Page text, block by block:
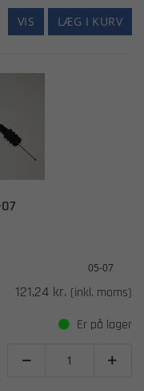
LÆG I KURV
VIS
05-07
121,24 kr. (inkl. moms)
Er på lager
 